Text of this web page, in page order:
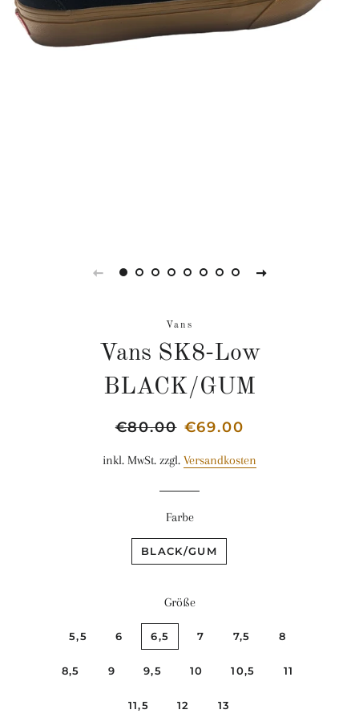
Vans
Vans SK8-Low
BLACK/GUM
Normaler
€80.00 Sonderpreis
€69.00
inkl. MwSt. zzgl. Versandkosten
Farbe
BLACK/GUM
Größe
5,5 6 6,5 7 7,5 8
8,5 9 9,5 10 10,5 11
11,5 12 13